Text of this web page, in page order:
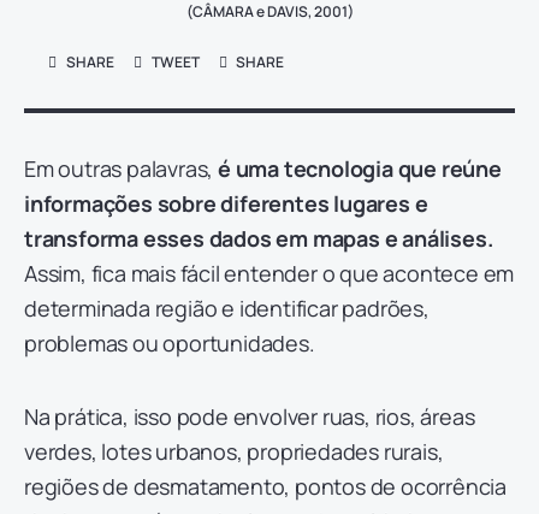
(CÂMARA e DAVIS, 2001)
SHARE TWEET SHARE
Em outras palavras, é uma tecnologia que reúne
informações sobre diferentes lugares e
transforma esses dados em mapas e análises.
Assim, fica mais fácil entender o que acontece em
determinada região e identificar padrões,
problemas ou oportunidades.
Na prática, isso pode envolver ruas, rios, áreas
verdes, lotes urbanos, propriedades rurais,
regiões de desmatamento, pontos de ocorrência